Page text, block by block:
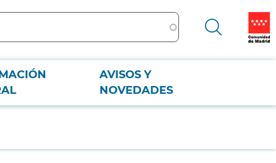
AVISOS Y
NOVEDADES